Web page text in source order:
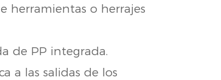
herramientas o herrajes
de PP integrada.
a las salidas de los